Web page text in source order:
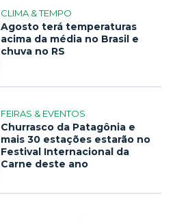
CLIMA & TEMPO
Agosto terá temperaturas
acima da média no Brasil e
chuva no RS
FEIRAS & EVENTOS
Churrasco da Patagônia e
mais 30 estações estarão no
Festival Internacional da
Carne deste ano